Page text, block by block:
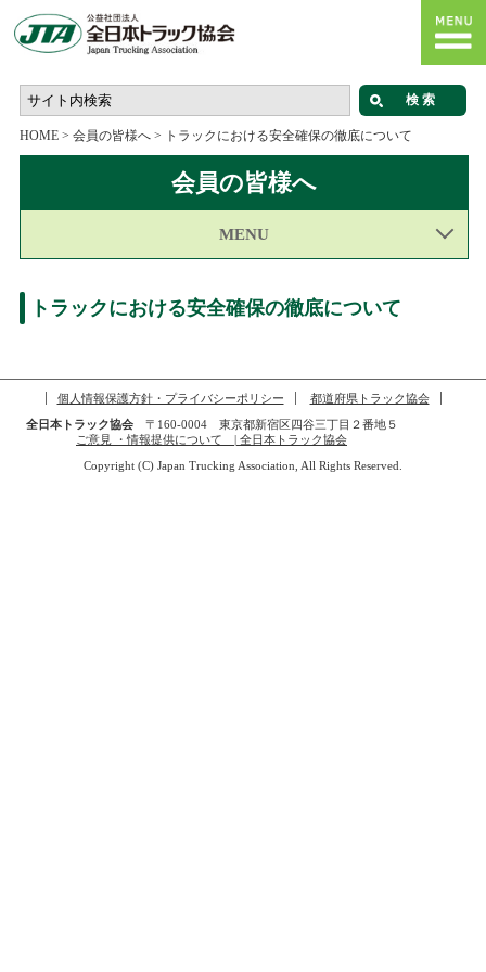
HOME> 会員の皆様へ> トラックにおける安全確保の徹底について
会員の皆様へ
MENU
トラックにおける安全確保の徹底について
個人情報保護方針・プライバシーポリシー
都道府県トラック協会
全日本トラック協会〒160-0004 東京都新宿区四谷三丁目２番地５
ご意見 ・情報提供について | 全日本トラック協会
Copyright (C) Japan Trucking Association, All Rights Reserved.